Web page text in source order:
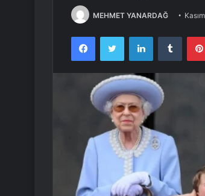
MEHMET YANARDAĞ
FacebookTwitter LinkedIn